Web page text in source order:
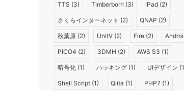
TTS (3) Timberborn (3) iPad (2)
さくらインターネット (2) QNAP (2)
秋葉原 (2) UnitV (2) Fire (2)
PICO4 (2) 3DMH (2) AWS S3 (1)
暗号化 (1) ハッキング (1) UIデザイン
Shell Script (1) Qiita (1) PHP7 (1)